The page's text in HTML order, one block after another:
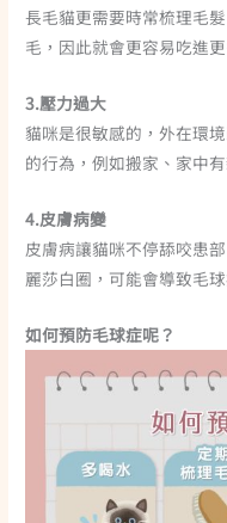
長毛貓更需要時常梳理毛
毛，因此就會更容易吃進更
3.壓力過大
貓咪是很敏感的，外在環
的行為，例如搬家、家中
4.皮膚病變
皮膚病讓貓咪不停舔咬患
麗莎白圈，可能會導致毛球
如何預防毛球症呢？